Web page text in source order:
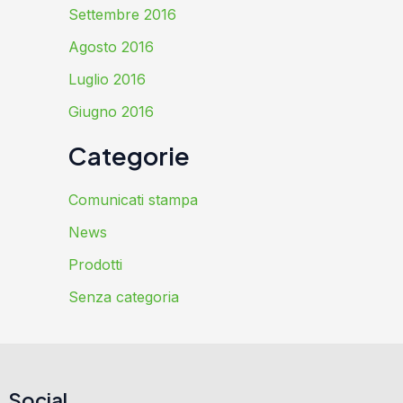
Settembre 2016
Agosto 2016
Luglio 2016
Giugno 2016
Categorie
Comunicati stampa
News
Prodotti
Senza categoria